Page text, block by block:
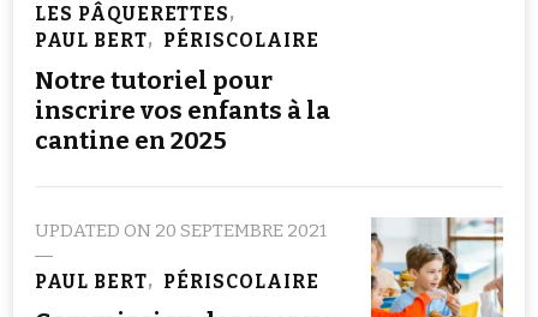
LES PÂQUERETTES
PAUL BERT
PÉRISCOLAIRE
Notre tutoriel pour
inscrire vos enfants à la
cantine en 2025
UPDATED ON 20 SEPTEMBRE 2021
PAUL BERT PÉRISCOLAIRE